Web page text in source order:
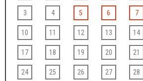
3 4 5 6 7
10 11 12 13 14
17 18 19 20 21
24 25 26 27 28